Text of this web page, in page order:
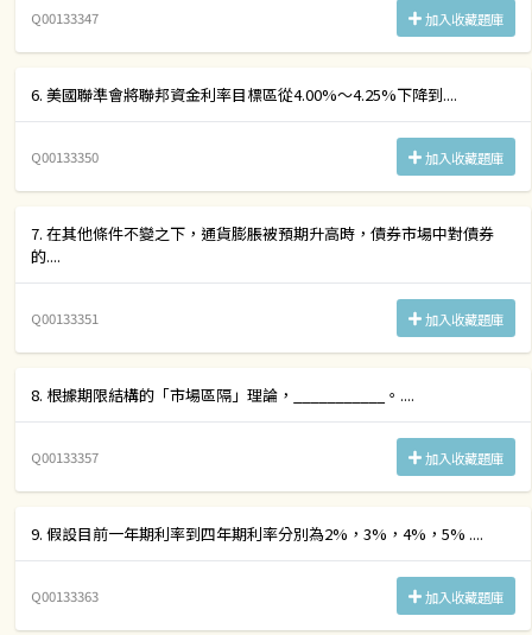
Q00133347 加入收藏題庫
6. 美國聯準會將聯邦資金利率目標區從4.00%～4.25%下降到....
Q00133350 加入收藏題庫
7. 在其他條件不變之下，通貨膨脹被預期升高時，債券市場中對債券
的....
Q00133351 加入收藏題庫
8. 根據期限結構的「市場區隔」理論，___________。....
Q00133357 加入收藏題庫
9. 假設目前一年期利率到四年期利率分別為2%，3%，4%，5% ....
Q00133363 加入收藏題庫